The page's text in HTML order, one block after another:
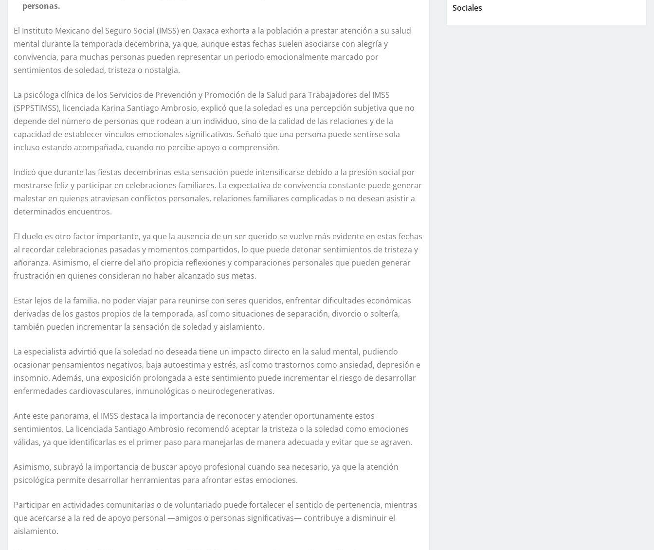
personas.
El Instituto Mexicano del Seguro Social (IMSS) en Oaxaca exhorta a la población a prestar atención a su salud
mental durante la temporada decembrina, ya que, aunque estas fechas suelen asociarse con alegría y
convivencia, para muchas personas pueden representar un periodo emocionalmente marcado por
sentimientos de soledad, tristeza o nostalgia.
La psicóloga clínica de los Servicios de Prevención y Promoción de la Salud para Trabajadores del IMSS
(SPPSTIMSS), licenciada Karina Santiago Ambrosio, explicó que la soledad es una percepción subjetiva que no
depende del número de personas que rodean a un individuo, sino de la calidad de las relaciones y de la
capacidad de establecer vínculos emocionales significativos. Señaló que una persona puede sentirse sola
incluso estando acompañada, cuando no percibe apoyo o comprensión.
Indicó que durante las fiestas decembrinas esta sensación puede intensificarse debido a la presión social por
mostrarse feliz y participar en celebraciones familiares. La expectativa de convivencia constante puede generar
malestar en quienes atraviesan conflictos personales, relaciones familiares complicadas o no desean asistir a
determinados encuentros.
El duelo es otro factor importante, ya que la ausencia de un ser querido se vuelve más evidente en estas fechas
al recordar celebraciones pasadas y momentos compartidos, lo que puede detonar sentimientos de tristeza y
añoranza. Asimismo, el cierre del año propicia reflexiones y comparaciones personales que pueden generar
frustración en quienes consideran no haber alcanzado sus metas.
Estar lejos de la familia, no poder viajar para reunirse con seres queridos, enfrentar dificultades económicas
derivadas de los gastos propios de la temporada, así como situaciones de separación, divorcio o soltería,
también pueden incrementar la sensación de soledad y aislamiento.
La especialista advirtió que la soledad no deseada tiene un impacto directo en la salud mental, pudiendo
ocasionar pensamientos negativos, baja autoestima y estrés, así como trastornos como ansiedad, depresión e
insomnio. Además, una exposición prolongada a este sentimiento puede incrementar el riesgo de desarrollar
enfermedades cardiovasculares, inmunológicas o neurodegenerativas.
Ante este panorama, el IMSS destaca la importancia de reconocer y atender oportunamente estos
sentimientos. La licenciada Santiago Ambrosio recomendó aceptar la tristeza o la soledad como emociones
válidas, ya que identificarlas es el primer paso para manejarlas de manera adecuada y evitar que se agraven.
Asimismo, subrayó la importancia de buscar apoyo profesional cuando sea necesario, ya que la atención
psicológica permite desarrollar herramientas para afrontar estas emociones.
Participar en actividades comunitarias o de voluntariado puede fortalecer el sentido de pertenencia, mientras
que acercarse a la red de apoyo personal —amigos o personas significativas— contribuye a disminuir el
aislamiento.
Sociales